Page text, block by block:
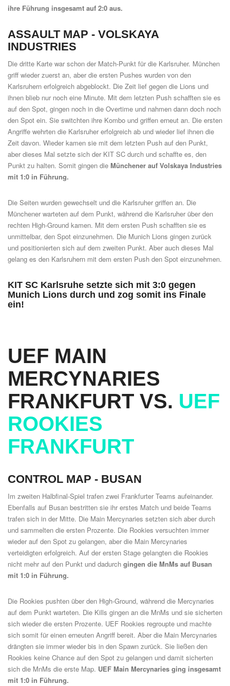
ihre Führung insgesamt auf 2:0 aus.
ASSAULT MAP - VOLSKAYA
INDUSTRIES
Die dritte Karte war schon der Match-Punkt für die Karlsruher. München
griff wieder zuerst an, aber die ersten Pushes wurden von den
Karlsruhern erfolgreich abgeblockt. Die Zeit lief gegen die Lions und
ihnen blieb nur noch eine Minute. Mit dem letzten Push schafften sie es
auf den Spot, gingen noch in die Overtime und nahmen dann doch noch
den Spot ein. Sie switchten ihre Kombo und griffen erneut an. Die ersten
Angriffe wehrten die Karlsruher erfolgreich ab und wieder lief ihnen die
Zeit davon. Wieder kamen sie mit dem letzten Push auf den Punkt,
aber dieses Mal setzte sich der KIT SC durch und schaffte es, den
Punkt zu halten. Somit gingen die Münchener auf Volskaya Industries
mit 1:0 in Führung.
Die Seiten wurden gewechselt und die Karlsruher griffen an. Die
Münchener warteten auf dem Punkt, während die Karlsruher über den
rechten High-Ground kamen. Mit dem ersten Push schafften sie es
unmittelbar, den Spot einzunehmen. Die Munich Lions gingen zurück
und positionierten sich auf dem zweiten Punkt. Aber auch dieses Mal
gelang es den Karlsruhern mit dem ersten Push den Spot einzunehmen.
KIT SC Karlsruhe setzte sich mit 3:0 gegen
Munich Lions durch und zog somit ins Finale
ein!
UEF MAIN
MERCYNARIES
FRANKFURT VS. UEF
ROOKIES
FRANKFURT
CONTROL MAP - BUSAN
Im zweiten Halbfinal-Spiel trafen zwei Frankfurter Teams aufeinander.
Ebenfalls auf Busan bestritten sie ihr erstes Match und beide Teams
trafen sich in der Mitte. Die Main Mercynaries setzten sich aber durch
und sammelten die ersten Prozente. Die Rookies versuchten immer
wieder auf den Spot zu gelangen, aber die Main Mercynaries
verteidigten erfolgreich. Auf der ersten Stage gelangten die Rookies
nicht mehr auf den Punkt und dadurch gingen die MnMs auf Busan
mit 1:0 in Führung.
Die Rookies pushten über den High-Ground, während die Mercynaries
auf dem Punkt warteten. Die Kills gingen an die MnMs und sie sicherten
sich wieder die ersten Prozente. UEF Rookies regroupte und machte
sich somit für einen erneuten Angriff bereit. Aber die Main Mercynaries
drängten sie immer wieder bis in den Spawn zurück. Sie ließen den
Rookies keine Chance auf den Spot zu gelangen und damit sicherten
sich die MnMs die erste Map. UEF Main Mercynaries ging insgesamt
mit 1:0 in Führung.